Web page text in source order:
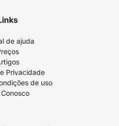
de ajuda
Privacidade
de uso
Conosco